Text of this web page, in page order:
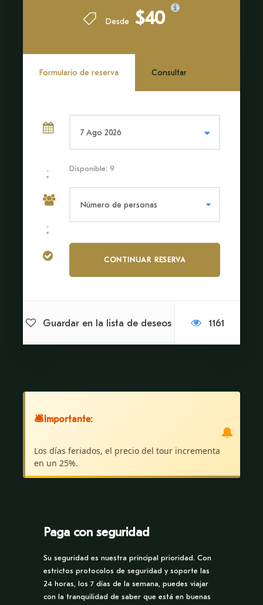
Desde $40
Formulario de reserva Consultar
Disponible: 9
Guardar en la lista de deseos 1161
🔔
🛎 Importante:
Los días feriados, el precio del tour incrementa
en un 25%.
Paga con seguridad
Su seguridad es nuestra principal prioridad. Con
estrictos protocolos de seguridad y soporte las
24 horas, los 7 días de la semana, puedes viajar
con la tranquilidad de saber que está en buenas
cautivar por los paisajes prístinos y la serenidad
imperturbable de la Quebrada Gamitana. Sumérgete en
sus historias de las formas más mágicas.
Transporte Fluvial
Recojo del Hotel.
Recomendaciones
Itinerario
a lo largo del río. El curso del agua será un
de caimanes y tortugas. Alrededor hay una gran
cantidad de aves de colores brillantes, hasta que
llegue al punto de embarque. Navegue en canoa